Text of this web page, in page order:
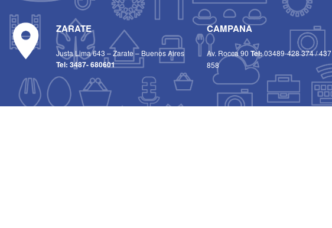
ZARATE
Justa Lima 643 – Zarate – Buenos Aires
Tel: 3487- 680601
CAMPANA
Av. Rocca 90Tel:03489-428 374/437
858